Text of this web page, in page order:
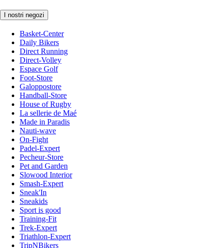
I nostri negozi
Basket-Center
Daily Bikers
Direct Running
Direct-Volley
Espace Golf
Foot-Store
Galoppostore
Handball-Store
House of Rugby
La sellerie de Maé
Made in Paradis
Nauti-wave
On-Fight
Padel-Expert
Pecheur-Store
Pet and Garden
Slowood Interior
Smash-Expert
Sneak'In
Sneakids
Sport is good
Training-Fit
Trek-Expert
Triathlon-Expert
TripNBikers